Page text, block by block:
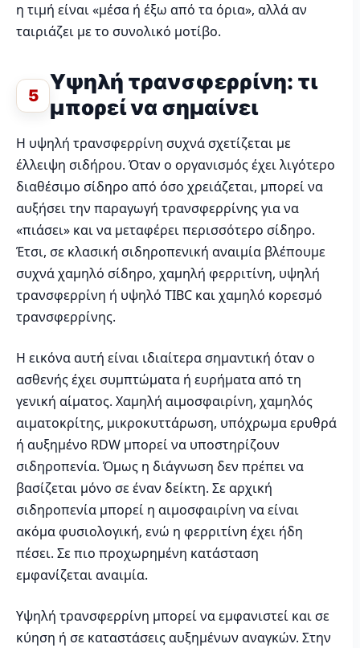
η τιμή είναι «μέσα ή έξω από τα όρια», αλλά αν
ταιριάζει με το συνολικό μοτίβο.
5
Υψηλή τρανσφερρίνη: τι
μπορεί να σημαίνει
Η υψηλή τρανσφερρίνη συχνά σχετίζεται με
έλλειψη σιδήρου. Όταν ο οργανισμός έχει λιγότερο
διαθέσιμο σίδηρο από όσο χρειάζεται, μπορεί να
αυξήσει την παραγωγή τρανσφερρίνης για να
«πιάσει» και να μεταφέρει περισσότερο σίδηρο.
Έτσι, σε κλασική σιδηροπενική αναιμία βλέπουμε
συχνά χαμηλό σίδηρο, χαμηλή φερριτίνη, υψηλή
τρανσφερρίνη ή υψηλό TIBC και χαμηλό κορεσμό
τρανσφερρίνης.
Η εικόνα αυτή είναι ιδιαίτερα σημαντική όταν ο
ασθενής έχει συμπτώματα ή ευρήματα από τη
γενική αίματος. Χαμηλή αιμοσφαιρίνη, χαμηλός
αιματοκρίτης, μικροκυττάρωση, υπόχρωμα ερυθρά
ή αυξημένο RDW μπορεί να υποστηρίζουν
σιδηροπενία. Όμως η διάγνωση δεν πρέπει να
βασίζεται μόνο σε έναν δείκτη. Σε αρχική
σιδηροπενία μπορεί η αιμοσφαιρίνη να είναι
ακόμα φυσιολογική, ενώ η φερριτίνη έχει ήδη
πέσει. Σε πιο προχωρημένη κατάσταση
εμφανίζεται αναιμία.
Υψηλή τρανσφερρίνη μπορεί να εμφανιστεί και σε
κύηση ή σε καταστάσεις αυξημένων αναγκών. Στην